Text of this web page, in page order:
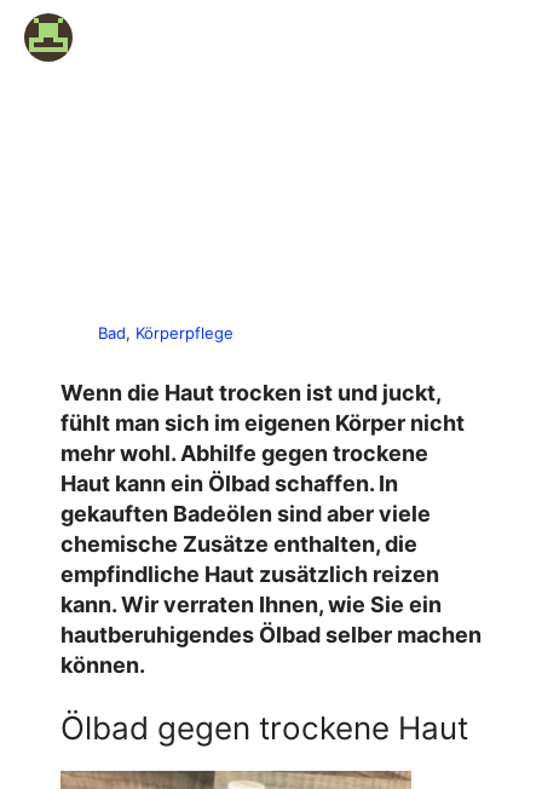
Bad, Körperpflege
Wenn die Haut trocken ist und juckt,
fühlt man sich im eigenen Körper nicht
mehr wohl. Abhilfe gegen trockene
Haut kann ein Ölbad schaffen. In
gekauften Badeölen sind aber viele
chemische Zusätze enthalten, die
empfindliche Haut zusätzlich reizen
kann. Wir verraten Ihnen, wie Sie ein
hautberuhigendes Ölbad selber machen
können.
Ölbad gegen trockene Haut